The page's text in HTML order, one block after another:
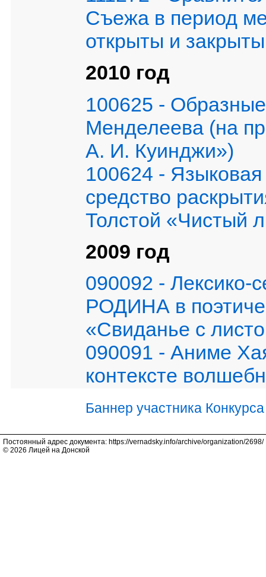
Съежа в период
открыты и
2010 год
100625 -
Менделеева (на
А. И. Куинджи»)
100624 - Языковая
средство
Толстой «Чистый
2009 год
090092 - Лексико-
РОДИНА в
«Свиданье с
090091 - Аниме
контексте
Баннер участника Конкурса
Постоянный адрес документа: https://vernadsky.info/archive/organization/2698/
© 2026 Лицей на Донской